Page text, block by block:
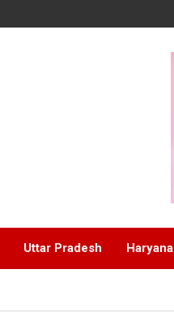
Uttar Pradesh Haryana